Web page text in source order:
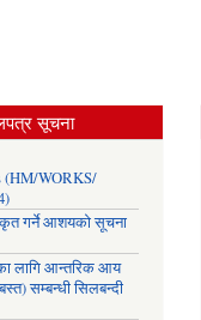
सूचना
(HM/WORKS/
गर्ने आशयको सूचना
लागि आन्तरिक आय
सम्बन्धी सिलबन्दी